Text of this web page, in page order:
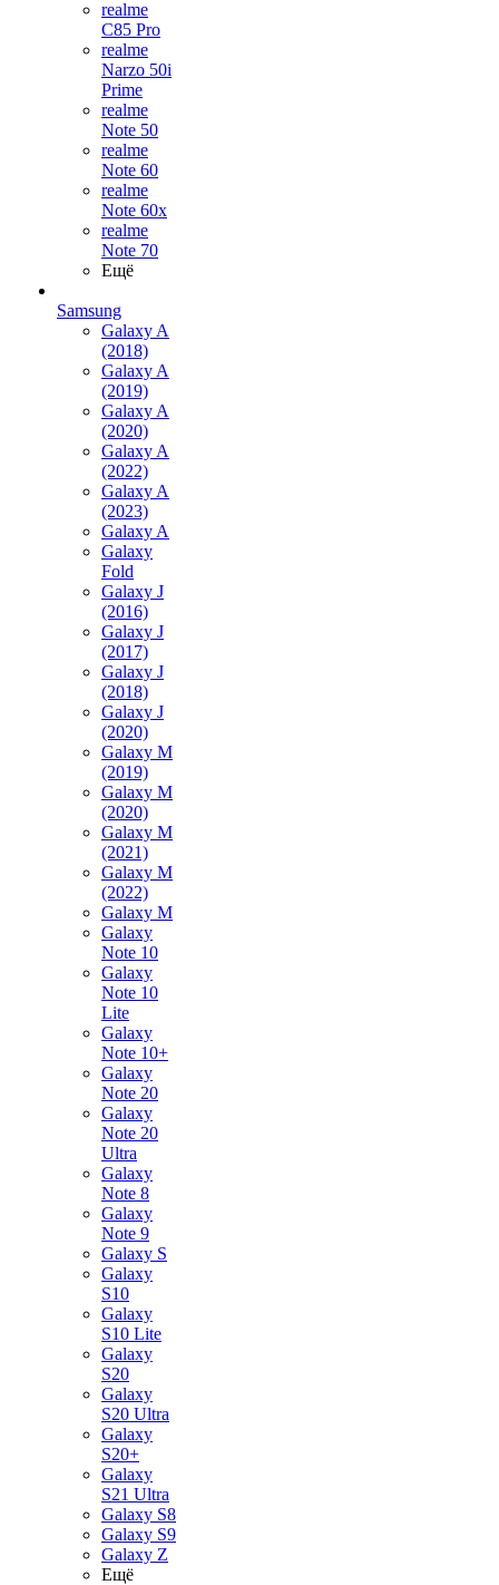
realme
C85 Pro
realme
Narzo 50i
Prime
realme
Note 50
realme
Note 60
realme
Note 60x
realme
Note 70
Ещё
Samsung
Galaxy A
(2018)
Galaxy A
(2019)
Galaxy A
(2020)
Galaxy A
(2022)
Galaxy A
(2023)
Galaxy A
Galaxy
Fold
Galaxy J
(2016)
Galaxy J
(2017)
Galaxy J
(2018)
Galaxy J
(2020)
Galaxy M
(2019)
Galaxy M
(2020)
Galaxy M
(2021)
Galaxy M
(2022)
Galaxy M
Galaxy
Note 10
Galaxy
Note 10
Lite
Galaxy
Note 10+
Galaxy
Note 20
Galaxy
Note 20
Ultra
Galaxy
Note 8
Galaxy
Note 9
Galaxy S
Galaxy
S10
Galaxy
S10 Lite
Galaxy
S20
Galaxy
S20 Ultra
Galaxy
S20+
Galaxy
S21 Ultra
Galaxy S8
Galaxy S9
Galaxy Z
Ещё